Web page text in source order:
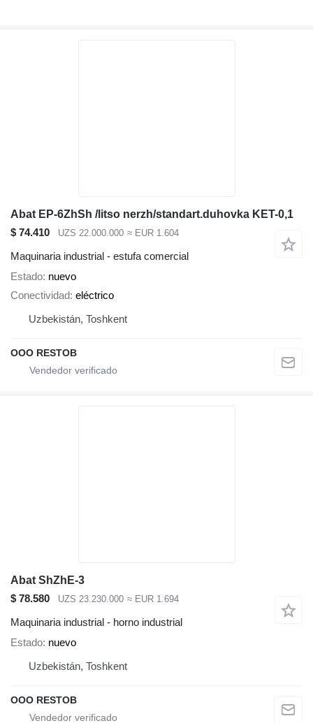
Abat EP-6ZhSh /litso nerzh/standart.duhovka KET-0,1
$ 74.410
UZS 22.000.000 ≈ EUR 1.604
Maquinaria industrial - estufa comercial
Estado nuevo
Conectividad eléctrico
Uzbekistán, Toshkent
OOO RESTOB
Abat ShZhE-3
$ 78.580
UZS 23.230.000 ≈ EUR 1.694
Maquinaria industrial - horno industrial
Estado nuevo
Uzbekistán, Toshkent
OOO RESTOB